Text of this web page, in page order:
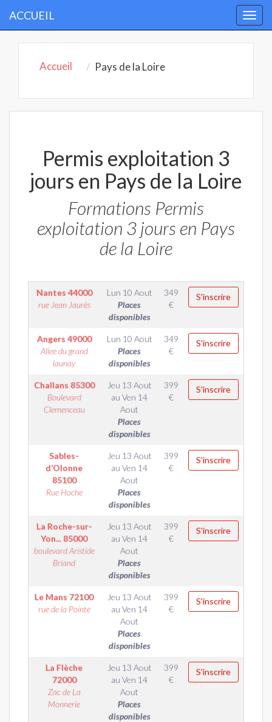
ACCUEIL
Accueil Pays de la Loire
Permis exploitation 3
jours en Pays de la Loire
Formations Permis
exploitation 3 jours en Pays
de la Loire
Nantes 44000
rue Jean Jaurès
Lun 10 Aout
Places
disponibles
349
€
S'inscrire
Angers 49000
Allee du grand
launay
Lun 10 Aout
Places
disponibles
349
€
S'inscrire
Challans 85300
Boulevard
Clemenceau
Jeu 13 Aout
au Ven 14
Aout
Places
disponibles
399
€
S'inscrire
Sables-
d’Olonne
85100
Rue Hoche
Jeu 13 Aout
au Ven 14
Aout
Places
disponibles
399
€
S'inscrire
La Roche-sur-
Yon... 85000
boulevard Aristide
Briand
Jeu 13 Aout
au Ven 14
Aout
Places
disponibles
399
€
S'inscrire
Le Mans 72100
rue de la Pointe
Jeu 13 Aout
au Ven 14
Aout
Places
disponibles
399
€
S'inscrire
La Flèche
72000
Zac de La
Monnerie
Jeu 13 Aout
au Ven 14
Aout
Places
disponibles
399
€
S'inscrire